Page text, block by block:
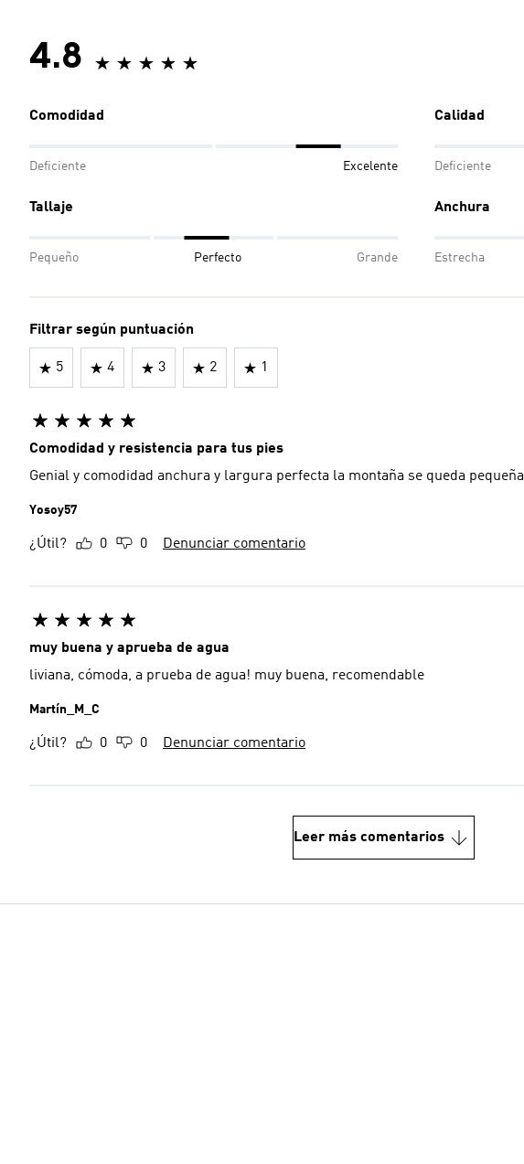
4.8
Comodidad
Deficiente Excelente
Calidad
Deficiente
Tallaje
Pequeño Perfecto Grande
Anchura
Estrecha
Filtrar según puntuación
5 4 3 2 1
Comodidad y resistencia para tus pies
Genial y comodidad anchura y largura perfecta la montaña se queda pequeña
Yosoy57
¿Útil? 0 0 Denunciar comentario
muy buena y aprueba de agua
liviana, cómoda, a prueba de agua! muy buena, recomendable
Martín_M_C
¿Útil? 0 0 Denunciar comentario
Leer más comentarios